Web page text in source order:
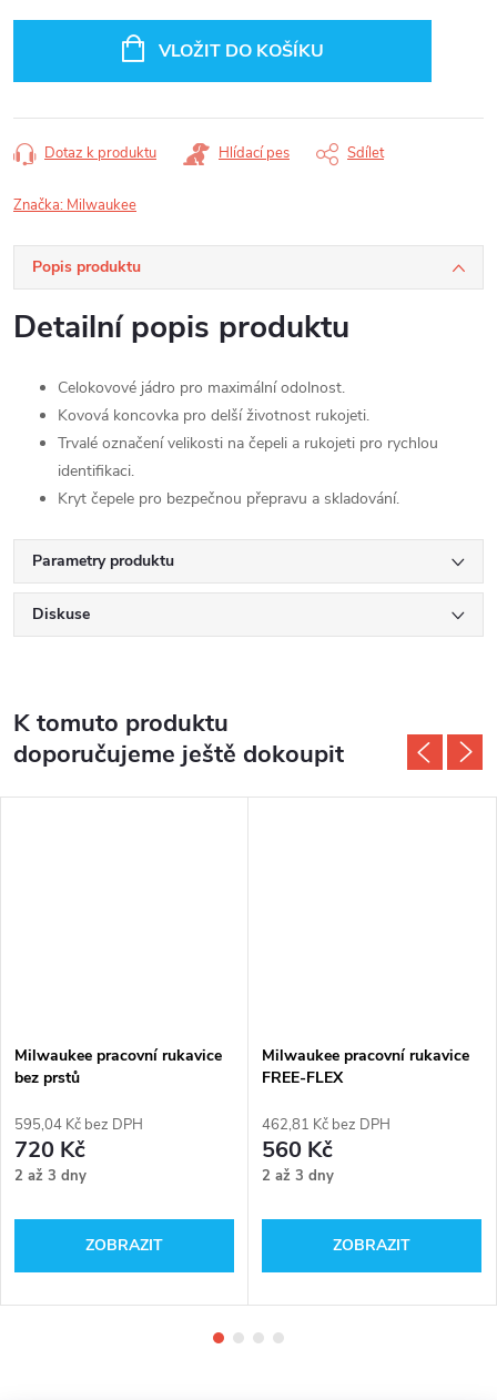
VLOŽIT DO KOŠÍKU
Dotaz k produktu Hlídací pes Sdílet
Značka: Milwaukee
Popis produktu
Detailní popis produktu
Celokovové jádro pro maximální odolnost.
Kovová koncovka pro delší životnost rukojeti.
Trvalé označení velikosti na čepeli a rukojeti pro rychlou
identifikaci.
Kryt čepele pro bezpečnou přepravu a skladování.
Parametry produktu
Diskuse
K tomuto produktu
doporučujeme ještě dokoupit
Milwaukee pracovní rukavice
bez prstů
595,04 Kč bez DPH
720 Kč
2 až 3 dny
ZOBRAZIT
Milwaukee pracovní rukavice
FREE-FLEX
462,81 Kč bez DPH
560 Kč
2 až 3 dny
ZOBRAZIT